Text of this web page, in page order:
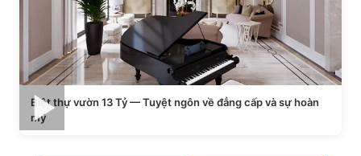
Biệt thự vườn 13 Tỷ — Tuyệt ngôn về đẳng cấp và sự hoàn
mỹ